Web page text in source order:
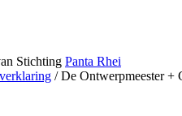
Stichting Panta Rhei
/ De Ontwerpmeester +